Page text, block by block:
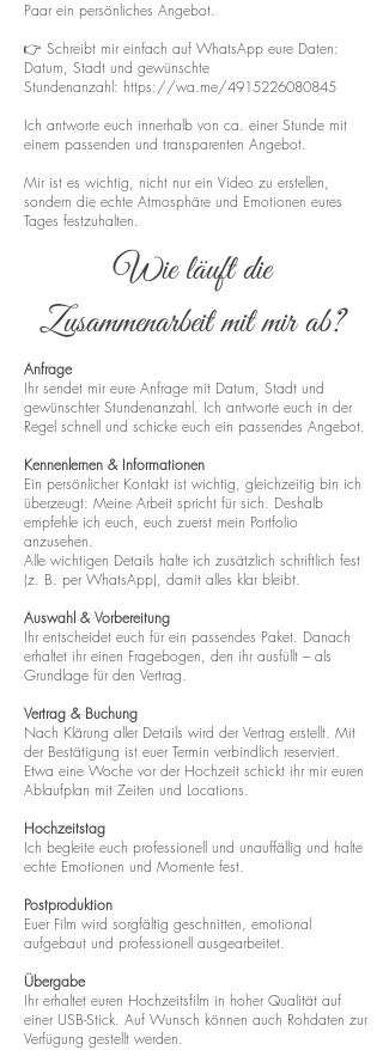
Paar ein persönliches Angebot.
👉 Schreibt mir einfach auf WhatsApp eure Daten:
Datum, Stadt und gewünschte
Stundenanzahl: https://wa.me/4915226080845
Ich antworte euch innerhalb von ca. einer Stunde mit
einem passenden und transparenten Angebot.
Mir ist es wichtig, nicht nur ein Video zu erstellen,
sondern die echte Atmosphäre und Emotionen eures
Tages festzuhalten.
Wie läuft die
Zusammenarbeit mit mir ab?
Anfrage
Ihr sendet mir eure Anfrage mit Datum, Stadt und
gewünschter Stundenanzahl. Ich antworte euch in der
Regel schnell und schicke euch ein passendes Angebot.
Kennenlernen & Informationen
Ein persönlicher Kontakt ist wichtig, gleichzeitig bin ich
überzeugt: Meine Arbeit spricht für sich. Deshalb
empfehle ich euch, euch zuerst mein Portfolio
anzusehen.
Alle wichtigen Details halte ich zusätzlich schriftlich fest
(z. B. per WhatsApp), damit alles klar bleibt.
Auswahl & Vorbereitung
Ihr entscheidet euch für ein passendes Paket. Danach
erhaltet ihr einen Fragebogen, den ihr ausfüllt – als
Grundlage für den Vertrag.
Vertrag & Buchung
Nach Klärung aller Details wird der Vertrag erstellt. Mit
der Bestätigung ist euer Termin verbindlich reserviert.
Etwa eine Woche vor der Hochzeit schickt ihr mir euren
Ablaufplan mit Zeiten und Locations.
Hochzeitstag
Ich begleite euch professionell und unauffällig und halte
echte Emotionen und Momente fest.
Postproduktion
Euer Film wird sorgfältig geschnitten, emotional
aufgebaut und professionell ausgearbeitet.
Übergabe
Ihr erhaltet euren Hochzeitsfilm in hoher Qualität auf
einer USB-Stick. Auf Wunsch können auch Rohdaten zur
Verfügung gestellt werden.